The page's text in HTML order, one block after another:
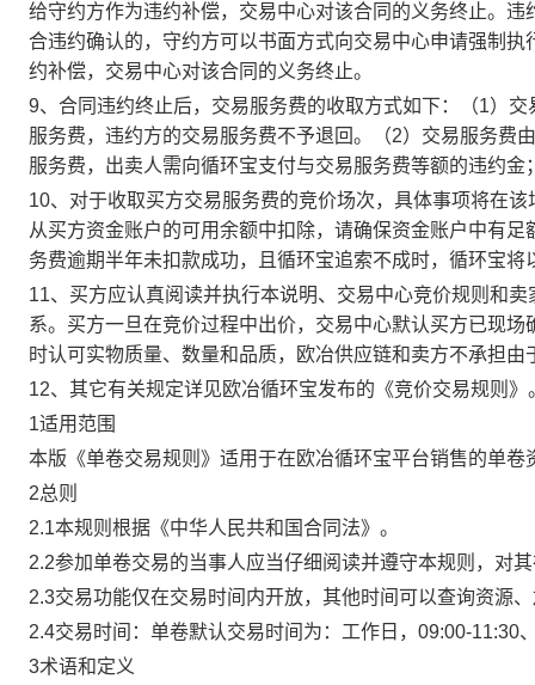
给守约方作为违约补偿，交易中心对该合同的义务终止。
合违约确认的，守约方可以书面方式向交易中心申请强制
约补偿，交易中心对该合同的义务终止。
9、合同违约终止后，交易服务费的收取方式如下：（1）
服务费，违约方的交易服务费不予退回。（2）交易服务费
服务费，出卖人需向循环宝支付与交易服务费等额的违约
10、对于收取买方交易服务费的竞价场次，具体事项将在
从买方资金账户的可用余额中扣除，请确保资金账户中有
务费逾期半年未扣款成功，且循环宝追索不成时，循环宝将
11、买方应认真阅读并执行本说明、交易中心竞价规则和
系。买方一旦在竞价过程中出价，交易中心默认买方已现
时认可实物质量、数量和品质，欧冶供应链和卖方不承担由
12、其它有关规定详见欧冶循环宝发布的《竞价交易规则》
1适用范围
本版《单卷交易规则》适用于在欧冶循环宝平台销售的单卷
2总则
2.1本规则根据《中华人民共和国合同法》。
2.2参加单卷交易的当事人应当仔细阅读并遵守本规则，对
2.3交易功能仅在交易时间内开放，其他时间可以查询资源
2.4交易时间：单卷默认交易时间为：工作日，09:00-11:30
3术语和定义